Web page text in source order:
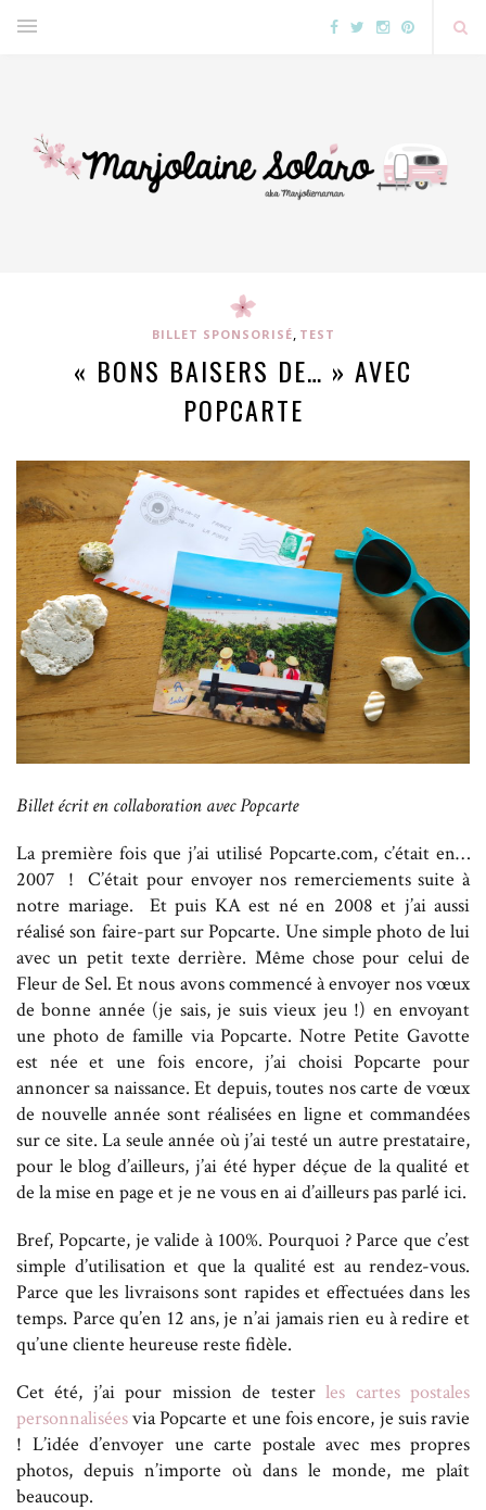
BILLET SPONSORISÉ, TEST
« BONS BAISERS DE… » AVEC
POPCARTE
Billet écrit en collaboration avec Popcarte
La première fois que j’ai utilisé Popcarte.com, c’était en…
2007 ! C’était pour envoyer nos remerciements suite à
notre mariage. Et puis KA est né en 2008 et j’ai aussi
réalisé son faire-part sur Popcarte. Une simple photo de lui
avec un petit texte derrière. Même chose pour celui de
Fleur de Sel. Et nous avons commencé à envoyer nos vœux
de bonne année (je sais, je suis vieux jeu !) en envoyant
une photo de famille via Popcarte. Notre Petite Gavotte
est née et une fois encore, j’ai choisi Popcarte pour
annoncer sa naissance. Et depuis, toutes nos carte de vœux
de nouvelle année sont réalisées en ligne et commandées
sur ce site. La seule année où j’ai testé un autre prestataire,
pour le blog d’ailleurs, j’ai été hyper déçue de la qualité et
de la mise en page et je ne vous en ai d’ailleurs pas parlé ici.
Bref, Popcarte, je valide à 100%. Pourquoi ? Parce que c’est
simple d’utilisation et que la qualité est au rendez-vous.
Parce que les livraisons sont rapides et effectuées dans les
temps. Parce qu’en 12 ans, je n’ai jamais rien eu à redire et
qu’une cliente heureuse reste fidèle.
Cet été, j’ai pour mission de testerles cartes postales
personnaliséesvia Popcarte et une fois encore, je suis ravie
! L’idée d’envoyer une carte postale avec mes propres
photos, depuis n’importe où dans le monde, me plaît
beaucoup.